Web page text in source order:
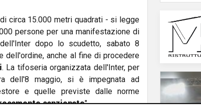
circa 15.000 metri quadrati - si legge
persone per una manifestazione di
dopo lo scudetto, sabato 8
dell'ordine, anche al fine di procedere
. La tifoseria organizzata dell'Inter, per
dell'8 maggio, si è impegnata ad
e quelle previste dalle norme
sanzionate".